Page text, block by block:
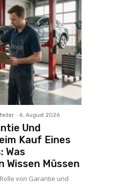
- 6. August 2026
Und
Kauf Eines
Was
Wissen Müssen
von Garantie und